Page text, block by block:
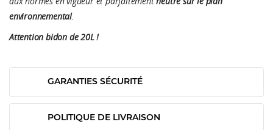
environnemental.
Attention bidon de 20L !
GARANTIES SÉCURITÉ
POLITIQUE DE LIVRAISON